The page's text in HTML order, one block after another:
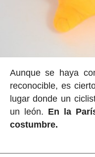
Aunque se haya
reconocible, es
lugar donde un
un león. En la
costumbre.